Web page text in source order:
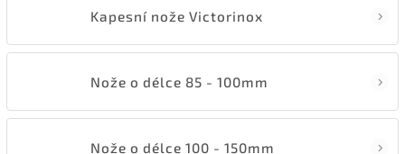
Kapesní nože Victorinox
Nože o délce 85 - 100mm
Nože o délce 100 - 150mm